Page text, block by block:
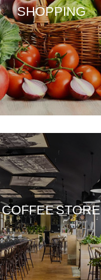
SHOPPING
COFFEE STORE